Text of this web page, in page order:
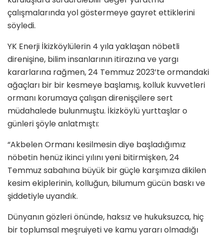
çalışmalarında yol göstermeye gayret ettiklerini
söyledi.
YK Enerji İkizköylülerin 4 yıla yaklaşan nöbetli
direnişine, bilim insanlarının itirazına ve yargı
kararlarına rağmen, 24 Temmuz 2023’te ormandaki
ağaçları bir bir kesmeye başlamış, kolluk kuvvetleri
ormanı korumaya çalışan direnişçilere sert
müdahalede bulunmuştu. İkizköylü yurttaşlar o
günleri şöyle anlatmıştı:
“Akbelen Ormanı kesilmesin diye başladığımız
nöbetin henüz ikinci yılını yeni bitirmişken, 24
Temmuz sabahına büyük bir güçle karşımıza dikilen
kesim ekiplerinin, kolluğun, bilumum gücün baskı ve
şiddetiyle uyandık.
Dünyanın gözleri önünde, haksız ve hukuksuzca, hiç
bir toplumsal meşruiyeti ve kamu yararı olmadığı